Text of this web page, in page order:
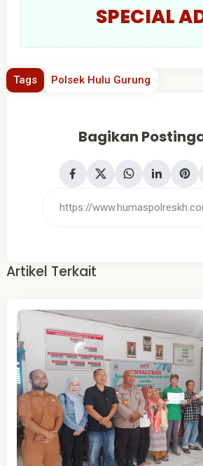
SPECIAL
Tags Polsek Hulu Gurung
Bagikan
Artikel Terkait